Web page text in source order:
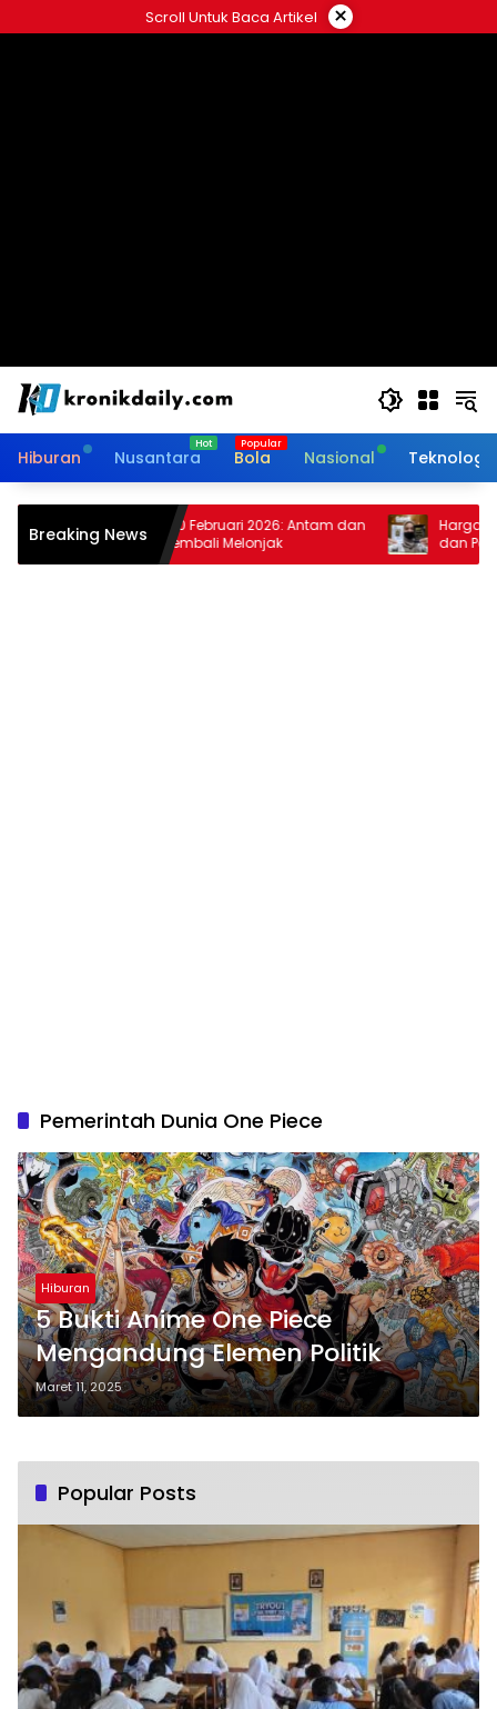
ke
Scroll Untuk Baca Artikel ×
Hiburan Nusantara Bola Nasional Teknologi
Breaking News
Harga Emas 10 Februari 2026: Antam dan
Pegadaian Kembali Melonjak
Harga Emas
dan
Pemerintah Dunia One Piece
Hiburan
5 Bukti Anime One Piece
Mengandung Elemen Politik
Maret 11, 2025
Popular Posts